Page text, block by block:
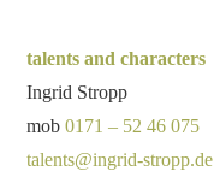
talents and characters
Ingrid Stropp
mob0171 – 52 46 075
talents@ingrid-stropp.de